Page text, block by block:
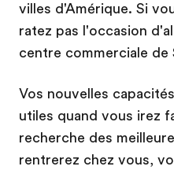
villes d'Amérique. Si
ratez pas l'occasion
centre commerciale de
Vos nouvelles
utiles quand vous irez
recherche des
rentrerez chez vous,